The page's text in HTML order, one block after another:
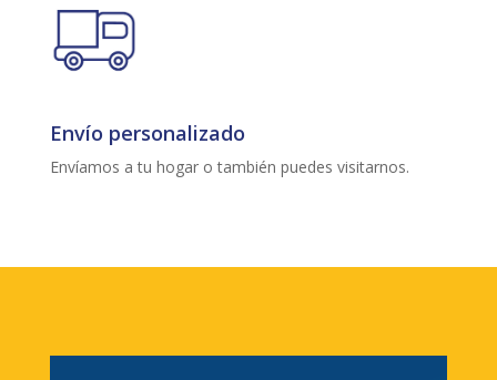
Envío personalizado
Envíamos a tu hogar o también puedes visitarnos.